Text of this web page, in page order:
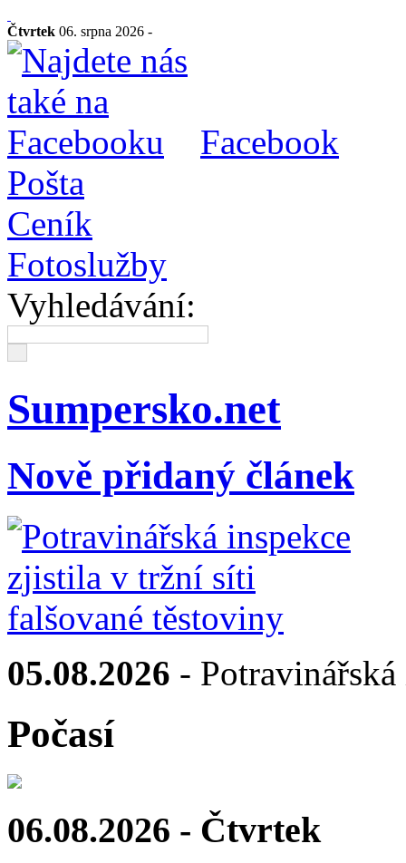
Čtvrtek 06. srpna 2026 -
Facebook
Pošta
Ceník
Fotoslužby
Vyhledávání:
Sumpersko.net
Nově přidaný článek
05.08.2026 -
Počasí
06.08.2026 - Čtvrtek